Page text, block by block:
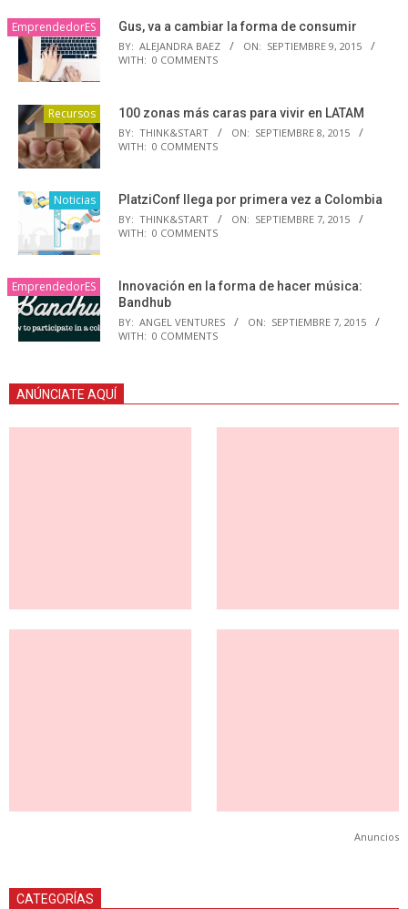
EmprendedorES Gus, va a cambiar la forma de consumir
BY: ALEJANDRA BAEZ ON: SEPTIEMBRE 9, 2015
WITH: 0 COMMENTS
Recursos 100 zonas más caras para vivir en LATAM
BY: THINK&START ON: SEPTIEMBRE 8, 2015
WITH: 0 COMMENTS
Noticias PlatziConf llega por primera vez a Colombia
BY: THINK&START ON: SEPTIEMBRE 7, 2015
WITH: 0 COMMENTS
EmprendedorES
Innovación en la forma de hacer música:
Bandhub
BY: ANGEL VENTURES ON: SEPTIEMBRE 7, 2015
WITH: 0 COMMENTS
ANÚNCIATE AQUÍ
Anuncios
CATEGORÍAS